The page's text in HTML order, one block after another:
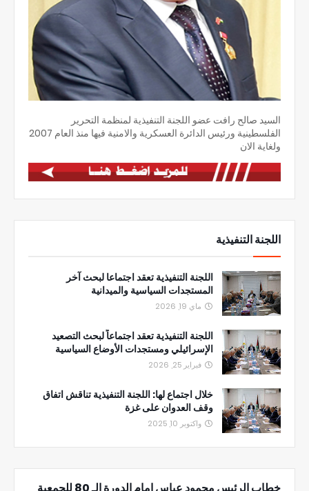
السيد صالح رافت عضو اللجنة التنفيذية لمنظمة التحرير
الفلسطينية ورئيس الدائرة العسكرية والامنية فيها منذ العام 2007
ولغاية الان
اللجنة التنفيذية
اللجنة التنفيذية تعقد اجتماعا لبحث آخر
المستجدات السياسية والميدانية
ماي 19, 2026
اللجنة التنفيذية تعقد اجتماعاً لبحث التصعيد
الإسرائيلي ومستجدات الأوضاع السياسية
فبراير 25, 2026
خلال اجتماع لها: اللجنة التنفيذية تناقش اتفاق
وقف العدوان على غزة
واكتوبر 10, 2025